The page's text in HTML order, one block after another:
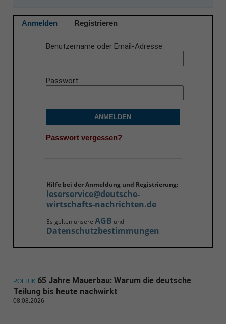
Anmelden Registrieren
Benutzername oder Email-Adresse
Passwort
ANMELDEN
Passwort vergessen?
Hilfe bei der Anmeldung und Registrierung:
leserservice@deutsche-
wirtschafts-nachrichten.de
Es gelten unsere AGB und
Datenschutzbestimmungen
POLITIK 65 Jahre Mauerbau: Warum die deutsche
Teilung bis heute nachwirkt
08.08.2026